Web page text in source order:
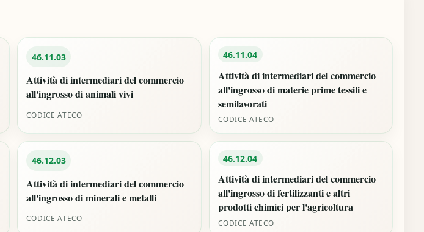
46.11.03
Attività di intermediari del commercio
all'ingrosso di animali vivi
CODICE ATECO
46.11.04
Attività di intermediari del commercio
all'ingrosso di materie prime tessili e
semilavorati
CODICE ATECO
46.12.03
Attività di intermediari del commercio
all'ingrosso di minerali e metalli
CODICE ATECO
46.12.04
Attività di intermediari del commercio
all'ingrosso di fertilizzanti e altri
prodotti chimici per l'agricoltura
CODICE ATECO